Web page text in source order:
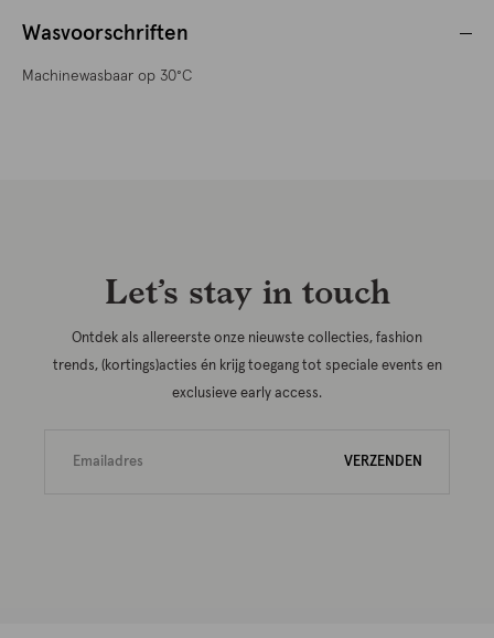
Wasvoorschriften
Machinewasbaar op 30°C
Let’s stay in touch
Ontdek als allereerste onze nieuwste collecties, fashion
trends, (kortings)acties én krijg toegang tot speciale events en
exclusieve early access.
VERZENDEN